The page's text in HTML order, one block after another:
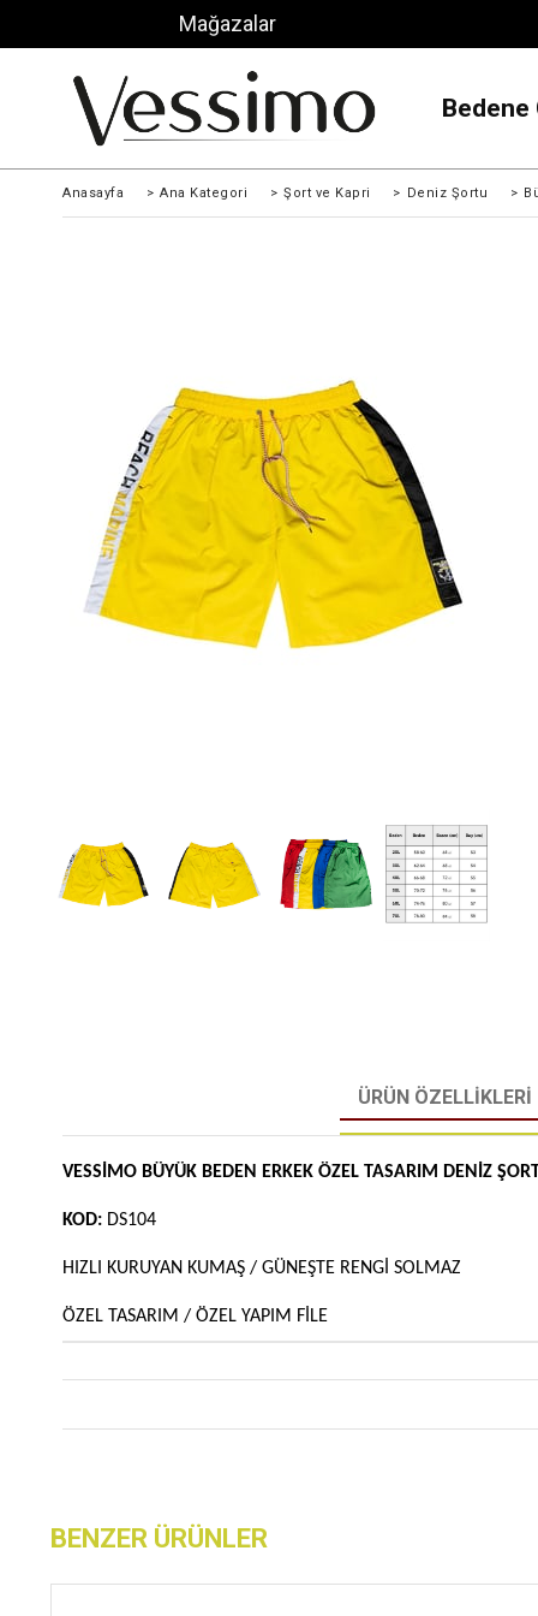
Mağazalar
Bedene
Anasayfa > Ana Kategori > Şort ve Kapri > Deniz Şortu >
ÜRÜN ÖZELLIKLERI
VESSİMO BÜYÜK BEDEN ERKEK ÖZEL TASARIM DENİZ
KOD: DS104
HIZLI KURUYAN KUMAŞ / GÜNEŞTE RENGİ SOLMAZ
ÖZEL TASARIM / ÖZEL YAPIM FİLE
BENZER ÜRÜNLER